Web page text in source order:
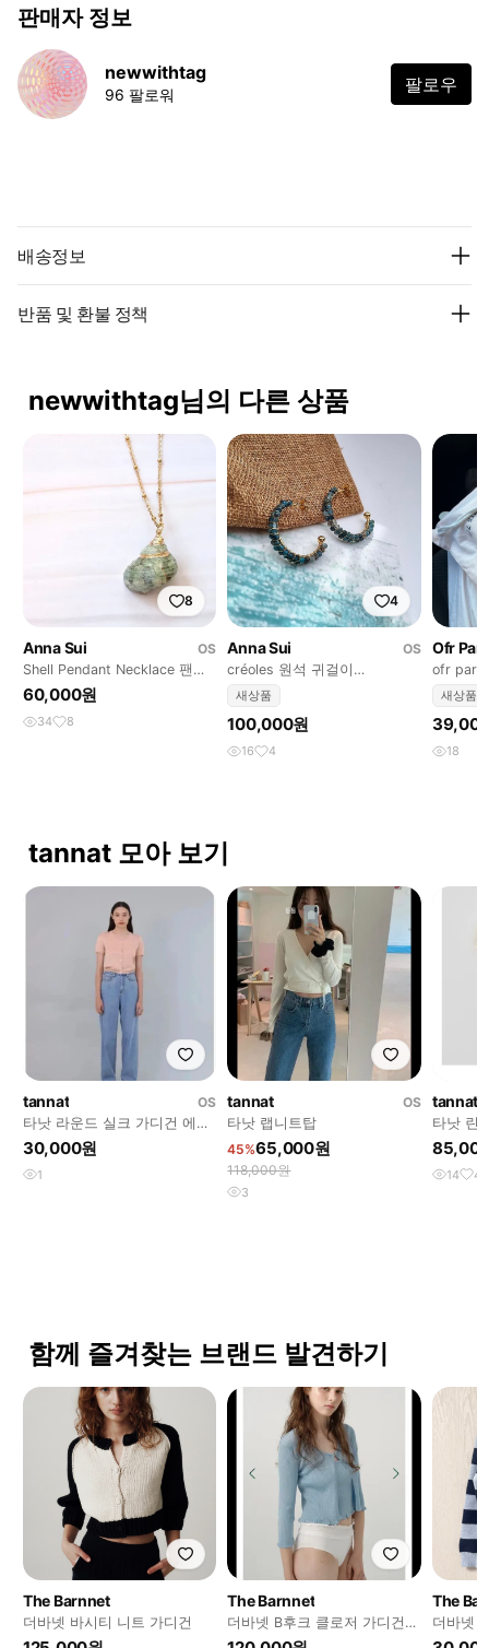
판매자 정보
newwithtag
96 팔로워 팔로우
배송정보
반품 및 환불 정책
newwithtag님의 다른 상품
8
Anna Sui
OS
Shell Pendant Necklace 팬던
트 jaded london
60,000원
34 8
4
Anna Sui
OS
créoles 원석 귀걸이
gimaguas sezane zadig
새상품
100,000원
16 4
Ofr
ofr
백 스트
새상품
18
tannat 모아 보기
tannat
OS
타낫 라운드 실크 가디건 에브
리콧
30,000원
1
tannat
OS
타낫 랩니트탑
45%65,000원
118,000원
3
tannat
타낫 린
우스 핑
14 4
함께 즐겨찾는 브랜드 발견하기
The Barnnet
더바넷 바시티 니트 가디건
The Barnnet
더바넷 B후크 클로저 가디건
세트 베이비 블루
The
더바넷